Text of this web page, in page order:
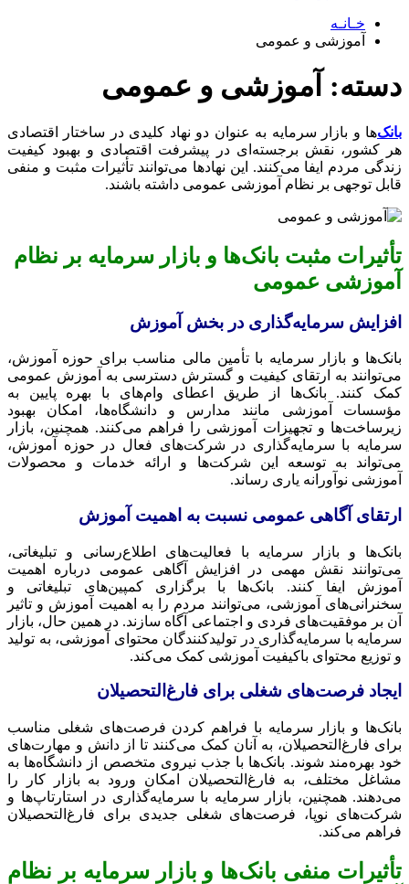
خـانـه
آموزشی و عمومی
دسته: آموزشی و عمومی
بانک‌ها و بازار سرمایه به عنوان دو نهاد کلیدی در ساختار اقتصادی
هر کشور، نقش برجسته‌ای در پیشرفت اقتصادی و بهبود کیفیت
زندگی مردم ایفا می‌کنند. این نهادها می‌توانند تأثیرات مثبت و منفی
قابل توجهی بر نظام آموزشی عمومی داشته باشند.
تأثیرات مثبت بانک‌ها و بازار سرمایه بر نظام
آموزشی عمومی
افزایش سرمایه‌گذاری در بخش آموزش
بانک‌ها و بازار سرمایه با تأمین مالی مناسب برای حوزه آموزش،
می‌توانند به ارتقای کیفیت و گسترش دسترسی به آموزش عمومی
کمک کنند. بانک‌ها از طریق اعطای وام‌های با بهره پایین به
مؤسسات آموزشی مانند مدارس و دانشگاه‌ها، امکان بهبود
زیرساخت‌ها و تجهیزات آموزشی را فراهم می‌کنند. همچنین، بازار
سرمایه با سرمایه‌گذاری در شرکت‌های فعال در حوزه آموزش،
می‌تواند به توسعه این شرکت‌ها و ارائه خدمات و محصولات
آموزشی نوآورانه یاری رساند.
ارتقای آگاهی عمومی نسبت به اهمیت آموزش
بانک‌ها و بازار سرمایه با فعالیت‌های اطلاع‌رسانی و تبلیغاتی،
می‌توانند نقش مهمی در افزایش آگاهی عمومی درباره اهمیت
آموزش ایفا کنند. بانک‌ها با برگزاری کمپین‌های تبلیغاتی و
سخنرانی‌های آموزشی، می‌توانند مردم را به اهمیت آموزش و تاثیر
آن بر موفقیت‌های فردی و اجتماعی آگاه سازند. در همین حال، بازار
سرمایه با سرمایه‌گذاری در تولیدکنندگان محتوای آموزشی، به تولید
و توزیع محتوای باکیفیت آموزشی کمک می‌کند.
ایجاد فرصت‌های شغلی برای فارغ‌التحصیلان
بانک‌ها و بازار سرمایه با فراهم کردن فرصت‌های شغلی مناسب
برای فارغ‌التحصیلان، به آنان کمک می‌کنند تا از دانش و مهارت‌های
خود بهره‌مند شوند. بانک‌ها با جذب نیروی متخصص از دانشگاه‌ها به
مشاغل مختلف، به فارغ‌التحصیلان امکان ورود به بازار کار را
می‌دهند. همچنین، بازار سرمایه با سرمایه‌گذاری در استارتاپ‌ها و
شرکت‌های نوپا، فرصت‌های شغلی جدیدی برای فارغ‌التحصیلان
فراهم می‌کند.
تأثیرات منفی بانک‌ها و بازار سرمایه بر نظام